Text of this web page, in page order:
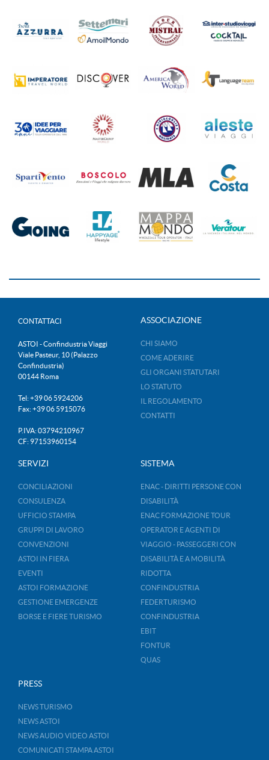
CONTATTACI
ASTOI - Confindustria Viaggi
Viale Pasteur, 10 (Palazzo
Confindustria)
00144 Roma
Tel: +39 06 5924206
Fax: +39 06 5915076
P.IVA: 03794210967
CF: 97153960154
ASSOCIAZIONE
CHI SIAMO
COME ADERIRE
GLI ORGANI STATUTARI
LO STATUTO
IL REGOLAMENTO
CONTATTI
SERVIZI
CONCILIAZIONI
CONSULENZA
UFFICIO STAMPA
GRUPPI DI LAVORO
CONVENZIONI
ASTOI IN FIERA
EVENTI
ASTOI FORMAZIONE
GESTIONE EMERGENZE
BORSE E FIERE TURISMO
SISTEMA
ENAC - DIRITTI PERSONE CON
DISABILITÀ
ENAC FORMAZIONE TOUR
OPERATOR E AGENTI DI
VIAGGIO - PASSEGGERI CON
DISABILITÀ E A MOBILITÀ
RIDOTTA
CONFINDUSTRIA
FEDERTURISMO
CONFINDUSTRIA
EBIT
FONTUR
QUAS
PRESS
NEWS TURISMO
NEWS ASTOI
NEWS AUDIO VIDEO ASTOI
COMUNICATI STAMPA ASTOI